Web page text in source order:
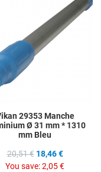
29353 Manche
Ø 31 mm * 1310
mm Bleu
20,51 € 18,46 €
You save:2,05 €